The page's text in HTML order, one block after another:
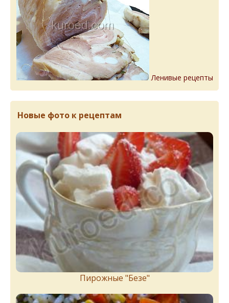
Ленивые рецепты
Новые фото к рецептам
Пирожныe "Бeзe"